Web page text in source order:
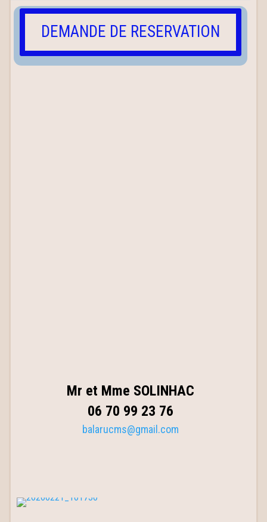
DEMANDE DE RESERVATION
Mr et Mme SOLINHAC
06 70 99 23 76
balarucms@gmail.com